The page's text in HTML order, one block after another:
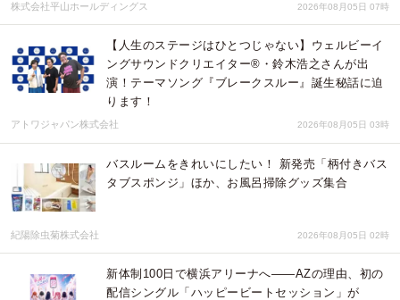
株式会社平山ホールディングス 2026年08月05日 07時
【人生のステージはひとつじゃない】ウェルビーイ
ングサウンドクリエイター®・鈴木浩之さんが出
演！テーマソング『ブレークスルー』誕生秘話に迫
ります！
アトワジャパン株式会社 2026年08月05日 03時
バスルームをきれいにしたい！ 新発売「柄付きバス
タブスポンジ」ほか、お風呂掃除グッズ集合
紀陽除虫菊株式会社 2026年08月05日 02時
新体制100日で横浜アリーナへ――AZの理由、初の
配信シングル「ハッピービートセッション」が